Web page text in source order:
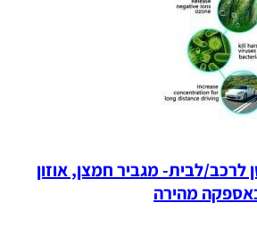
לרכב/לבית- מגביר חמצן, אוזון
באספקה מהירה